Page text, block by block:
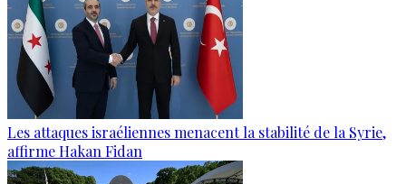
Les attaques israéliennes menacent la stabilité de la Syrie,
affirme Hakan Fidan